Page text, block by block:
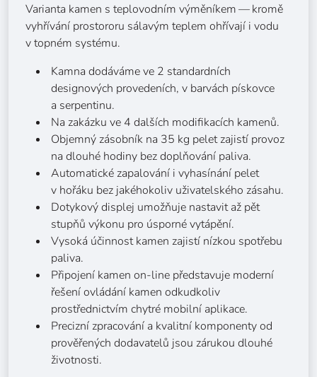
Varianta kamen s teplovodním výměníkem — kromě
vyhřívání prostororu sálavým teplem ohřívají i vodu
v topném systému.
Kamna dodáváme ve 2 standardních
designových provedeních, v barvách pískovce
a serpentinu.
Na zakázku ve 4 dalších modifikacích kamenů.
Objemný zásobník na 35 kg pelet zajistí provoz
na dlouhé hodiny bez doplňování paliva.
Automatické zapalování i vyhasínání pelet
v hořáku bez jakéhokoliv uživatelského zásahu.
Dotykový displej umožňuje nastavit až pět
stupňů výkonu pro úsporné vytápění.
Vysoká účinnost kamen zajistí nízkou spotřebu
paliva.
Připojení kamen on-line představuje moderní
řešení ovládání kamen odkudkoliv
prostřednictvím chytré mobilní aplikace.
Precizní zpracování a kvalitní komponenty od
prověřených dodavatelů jsou zárukou dlouhé
životnosti.